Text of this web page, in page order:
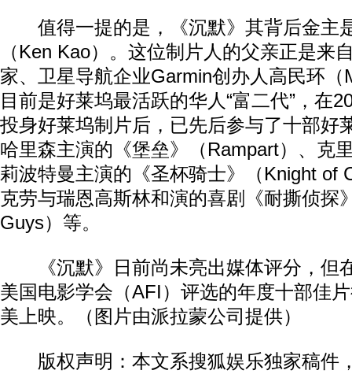
值得一提的是，《沉默》其背后金主
（Ken Kao）。这位制片人的父亲正是来
家、卫星导航企业Garmin创办人高民环（
目前是好莱坞最活跃的华人“富二代”，在
投身好莱坞制片后，已先后参与了十部好
哈里森主演的《堡垒》（Rampart）、克
莉波特曼主演的《圣杯骑士》（Knight of
克劳与瑞恩高斯林和演的喜剧《耐撕侦探
Guys）等。
《沉默》日前尚未亮出媒体评分，但
美国电影学会（AFI）评选的年度十部佳
美上映。（图片由派拉蒙公司提供）
版权声明：本文系搜狐娱乐独家稿件